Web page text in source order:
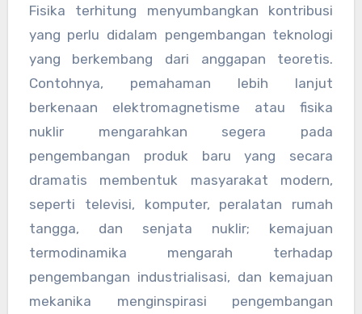
Fisika terhitung menyumbangkan kontribusi
yang perlu didalam pengembangan teknologi
yang berkembang dari anggapan teoretis.
Contohnya, pemahaman lebih lanjut
berkenaan elektromagnetisme atau fisika
nuklir mengarahkan segera pada
pengembangan produk baru yang secara
dramatis membentuk masyarakat modern,
seperti televisi, komputer, peralatan rumah
tangga, dan senjata nuklir; kemajuan
termodinamika mengarah terhadap
pengembangan industrialisasi, dan kemajuan
mekanika menginspirasi pengembangan